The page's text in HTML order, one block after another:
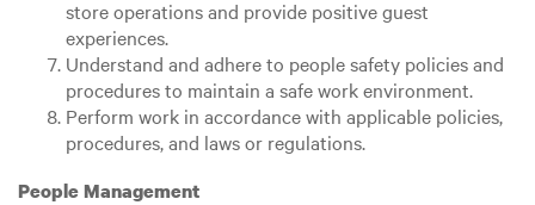
store operations and provide positive guest
experiences.
Understand and adhere to people safety policies and
procedures to maintain a safe work environment.
Perform work in accordance with applicable policies,
procedures, and laws or regulations.
People Management